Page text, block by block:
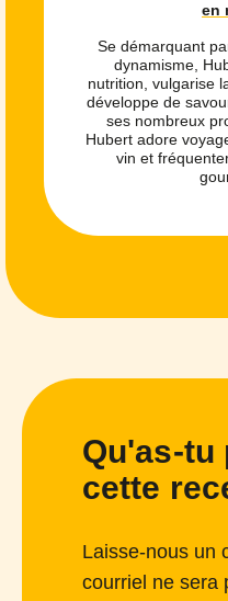
en
Se démarquant
dynamisme,
nutrition, vulgarise
développe de
ses nombreux
Hubert adore
vin et
Qu'as-tu
cette
Laisse-nous un
courriel ne sera